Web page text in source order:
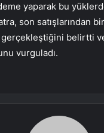
yaparak bu
son satışlarından
belirtti
vurguladı.